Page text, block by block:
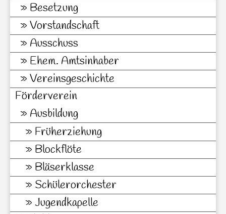
Besetzung
Vorstandschaft
Ausschuss
Ehem. Amtsinhaber
Vereinsgeschichte
Förderverein
Ausbildung
Früherziehung
Blockflöte
Bläserklasse
Schülerorchester
Jugendkapelle